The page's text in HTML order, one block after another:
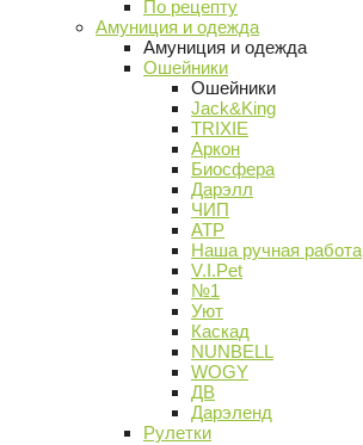
По рецепту
Амуниция и одежда
Амуниция и одежда
Ошейники
Ошейники
Jack&King
TRIXIE
Аркон
Биосфера
Дарэлл
ЧИП
АТР
Наша ручная работа
V.I.Pet
№1
Уют
Каскад
NUNBELL
WOGY
ДВ
Дарэленд
Рулетки